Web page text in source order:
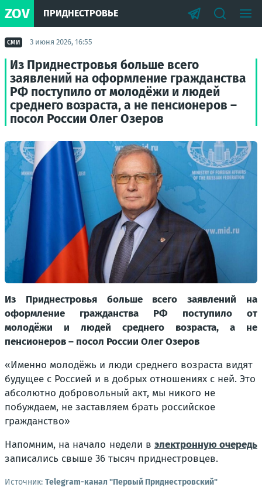
ZOV ПРИДНЕСТРОВЬЕ
СМИ 3 июня 2026, 16:55
Из Приднестровья больше всего
заявлений на оформление гражданства
РФ поступило от молодёжи и людей
среднего возраста, а не пенсионеров –
посол России Олег Озеров
Из Приднестровья больше всего заявлений на
оформление гражданства РФ поступило от
молодёжи и людей среднего возраста, а не
пенсионеров – посол России Олег Озеров
«Именно молодёжь и люди среднего возраста видят
будущее с Россией и в добрых отношениях с ней. Это
абсолютно добровольный акт, мы никого не
побуждаем, не заставляем брать российское
гражданство»
Напомним, на начало недели в электронную очередь
записались свыше 36 тысяч приднестровцев.
Источник: Telegram-канал "Первый Приднестровский"